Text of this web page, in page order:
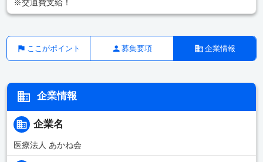
※交通費支給！
ここがポイント 募集要項 企業情報
企業情報
企業名
医療法人 あかね会